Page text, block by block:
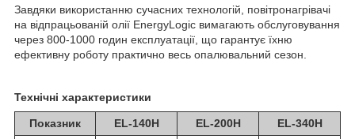
Завдяки використанню сучасних технологій, повітронагрівачі
на відпрацьованій олії EnergyLogic вимагають обслуговування
через 800-1000 годин експлуатації, що гарантує їхню
ефективну роботу практично весь опалювальний сезон.
Технічні характеристики
Показник EL-140H EL-200H
EL-340H